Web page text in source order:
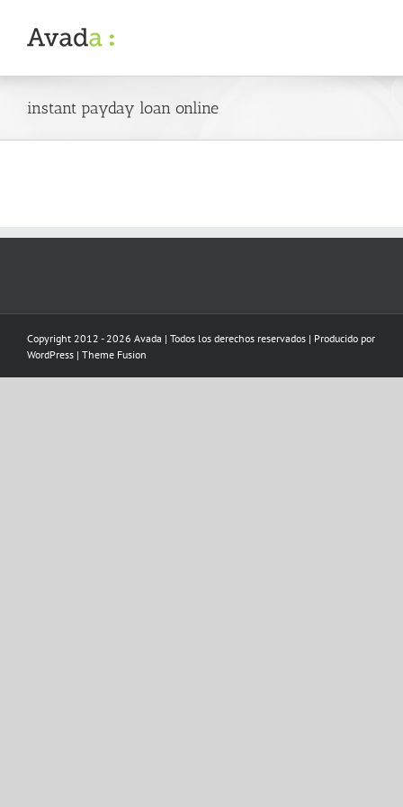
content
instant payday loan online
Copyright 2012 - 2026 Avada | Todos los derechos reservados | Producido por
WordPress | Theme Fusion